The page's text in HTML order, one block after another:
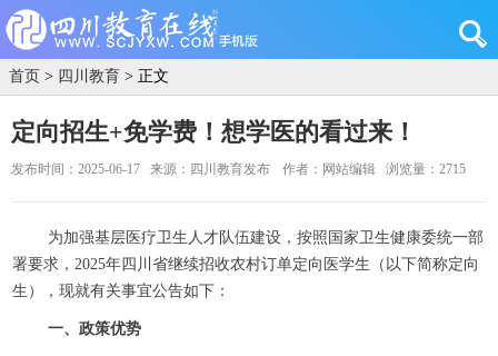
首页 > 四川教育 > 正文
定向招生+免学费！想学医的看过来！
发布时间：2025-06-17 来源：四川教育发布 作者：网站编辑 浏览量：2715
为加强基层医疗卫生人才队伍建设， 按照国家卫生健康委统一部
署要求， 2025年四川省继续招收农村订单定向医学生 （以下简称定向
生）， 现就有关事宜公告如下：
一、政策优势